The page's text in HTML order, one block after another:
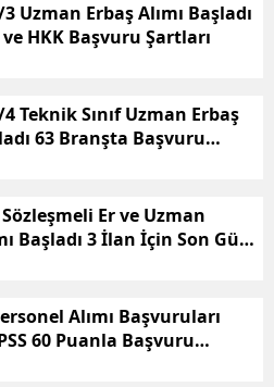
Uzman Erbaş Alımı Başladı
ve HKK Başvuru Şartları
4 Teknik Sınıf Uzman Erbaş
63 Branşta Başvuru
Sözleşmeli Er ve Uzman
Başladı 3 İlan İçin Son Gün
Alımı Başvuruları
60 Puanla Başvuru